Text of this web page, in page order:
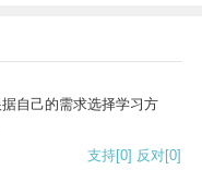
自己的需求选择学习方
支持[0] 反对[0]